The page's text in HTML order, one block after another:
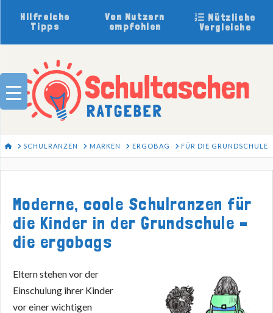
Hilfreiche
Tipps
Von Nutzern
empfohlen
Nützliche
Vergleiche
HOMESCHULRANZEN MARKEN ERGOBAG FÜR DIE GRUNDSCHULE
Moderne, coole Schulranzen für
die Kinder in der Grundschule –
die ergobags
Eltern stehen vor der
Einschulung ihrer Kinder
vor einer wichtigen